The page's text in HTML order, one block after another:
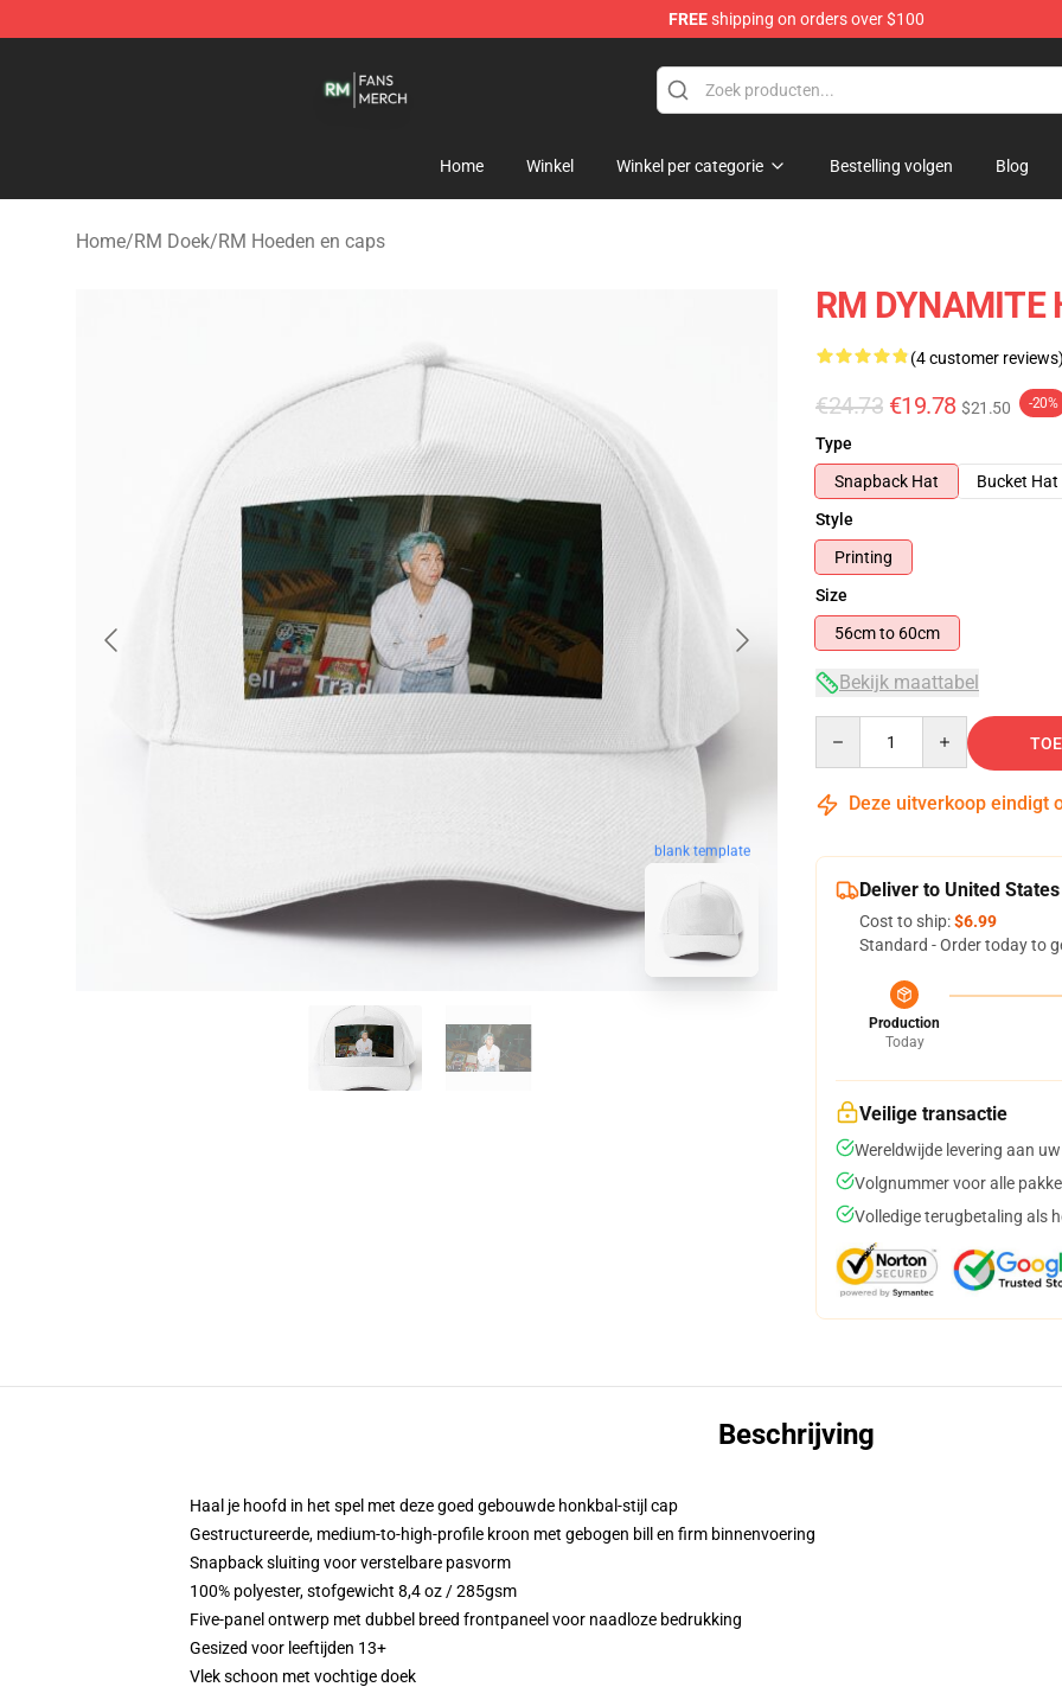
FREEshipping on orders over $100
Home Winkel Winkel per categorie Bestelling volgen Blog
Home/RM Doek/RM Hoeden en caps
blank template
RM DYNAMITE
(4 customer reviews)
€24.73 €19.78 $21.50 -20%
Type
Snapback Hat
Bucket Hat
Style
Printing
Size
56cm to 60cm
Bekijk maattabel
Deze uitverkoop eindigt
Deliver to United States
Cost to ship:$6.99
Standard - Order today to
Production
Today
Veilige transactie
Wereldwijde levering aan
Volgnummer voor alle
Volledige terugbetaling als
Beschrijving
Haal je hoofd in het spel met deze goed gebouwde honkbal-stijl cap
Gestructureerde, medium-to-high-profile kroon met gebogen bill en firm binnenvoering
Snapback sluiting voor verstelbare pasvorm
100% polyester, stofgewicht 8,4 oz / 285gsm
Five-panel ontwerp met dubbel breed frontpaneel voor naadloze bedrukking
Gesized voor leeftijden 13+
Vlek schoon met vochtige doek